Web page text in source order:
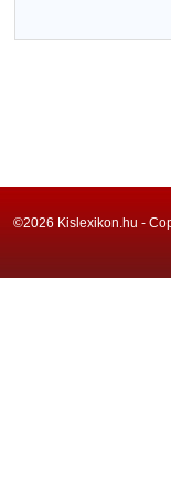
©2026 Kislexikon.hu -